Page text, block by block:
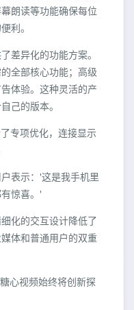
朗读等功能确保每位
利。
差异化的功能方案。
全部核心功能；高级
体验。这种灵活的产
己的版本。
专项优化，连接显示
表示：'这是我手机里
惊喜。'
化的交互设计降低了
体和普通用户的双重
心视频始终将创新探